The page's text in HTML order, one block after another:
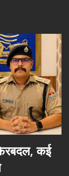
कई